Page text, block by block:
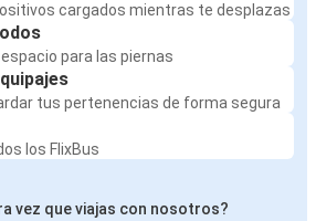
cargados mientras te desplazas
para las piernas
tus pertenencias de forma segura
los FlixBus
vez que viajas con nosotros?